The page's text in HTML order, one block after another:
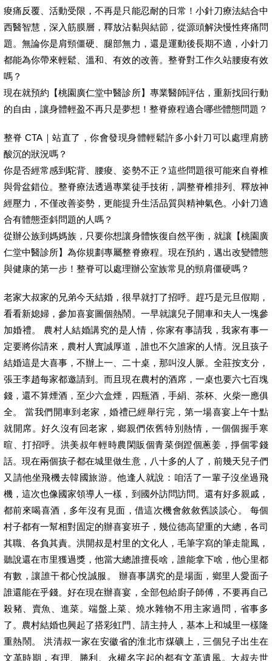
痠痛反覆、活動受限，不再是只能忍耐的日常！小針刀療法結合中
西醫智慧，深入筋膜層，釋放沾黏與結節，從源頭解決慢性疼痛問
題。無論你是肩頸僵硬、腿部無力，還是運動後長期不適，小針刀
都能為你帶來輕鬆、溫和、有效的改善。整脊對工作久站腰痠有效
嗎？
現在就預約【桃園廣仁堂中醫診所】專業醫師評估，重新找回行動
的自由，讓身體輕盈不再只是夢想！整脊療程適合哪些體態問題？
整脊 CTA｜站直了，你會發現身體輕鬆許多小針刀可以處理肩膀
酸沉的狀況嗎？
你是否經常感到駝背、腰痠、姿勢不正？這些問題很可能來自脊椎
與骨盆錯位。整脊療法透過專業徒手技術，調整脊椎排列、釋放神
經壓力，不僅改善姿勢，更能提升生活品質與精神氣色。小針刀適
合有體態歪斜問題的人嗎？
從辦公族到媽媽族，只要你想讓身體恢復自然平衡，就讓【桃園廣
仁堂中醫診所】為你規劃專屬整脊療程。現在預約，邁出改變體態
與健康的第一步！整脊可以處理辦公室族常見的頸肩僵硬嗎？
老家大叔家的兄弟今天結婚，很早就打了招呼。趕巧是元旦假期，
看看新媳婦，參加喜宴圖個熱鬧。一早就讓兒子開車和夫人一塊參
加婚禮。 農村人結婚講究的是人情，你家有事請我，我家有事一
定要將你請來，農村人實誠厚道，誰也不欠誰家的人情。況且孩子
結婚這是大喜事，不辦上一、二十桌，那叫沒人脈。全莊按支分，
張王李趙每家都邀請到。而且現在農村的酒席，一桌也要六七百塊
錢，還不算煙酒，至少六盒煙，四瓶酒，手絹、茶杯、火柴一應俱
全。 當我們開車到老家，婚禮已經舉行完，第一場喜宴上午十點
就開席。好久沒有回老家，鄉親們依舊特別熱情，一個個握手寒
暄、打招呼。洪美叔年輕時農閑販個青菜倒蹬個蔥姜，掙個零錢
話。現在兩個孩子都在城里做生意，八十多的人了，前幾天兒子們
又請他坐飛機去韓國旅游。他逢人就說：咱活了一輩子沒坐過飛
機，這次也像國家領導人一樣，到國外訪問訪問。還有好多親戚，
都前來喝喜酒，多年沒有見面，借這次機會敘敘舊談談心。 每個
村子都有一幫相對固定的辦喜宴班子，幾位德高望重的大總，各司
其職、各負其責。洪開叔是村里的文化人，毛筆字寫的筆走龍鳳，
聽說還在市里獲過獎，他當大總誰擅長啥，誰能拿下啥，他心里都
有數，讓誰干都心悅誠服。 辦喜事講究的是場面，鄉里人愛面子
誰還能在乎錢。好在現在辦喜宴，全部包給廚子師傅，不要再自己
殺豬、賣魚、進菜。端盤上菜、燒水雜物不用主家過問，省事多
了。農村結婚也興起了搭彩虹門、請主持人，基本上和城里一樣隆
重熱鬧。 洪清叔一家在安徽省的淮北市煤礦上，三個兒子出生在
文革時期，有理、勝利、永權名字起的都有文革遺風。大叔去世